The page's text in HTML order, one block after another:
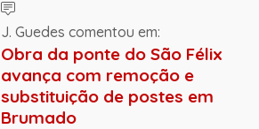
J. Guedes comentou em:
Obra da ponte do São Félix
avança com remoção e
substituição de postes em
Brumado